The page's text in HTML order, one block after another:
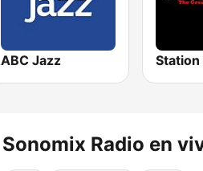
ABC Jazz
Sonomix Radio en